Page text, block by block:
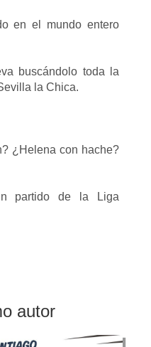
en el mundo entero
buscándolo toda la
la Chica.
¿Helena con hache?
partido de la Liga
autor